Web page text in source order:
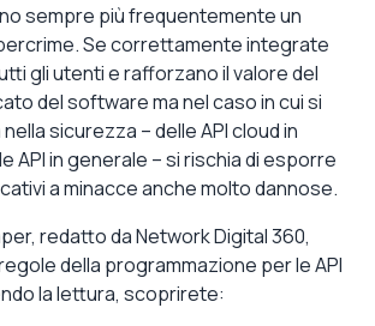
sempre più frequentemente un
Se correttamente integrate
gli utenti e rafforzano il valore del
del software ma nel caso in cui si
sicurezza – delle API cloud in
API in generale – si rischia di esporre
a minacce anche molto dannose.
redatto da Network Digital 360,
della programmazione per le API
la lettura, scoprirete: